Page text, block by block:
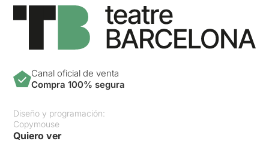
Canal oficial de venta
Compra 100% segura
Diseño y programación:
Copymouse
Quiero ver